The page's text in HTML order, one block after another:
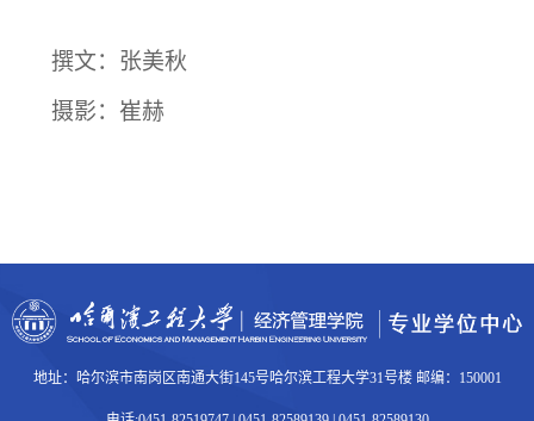
撰文：张美秋
摄影：崔赫
地址：哈尔滨市南岗区南通大街145号哈尔滨工程大学31号楼 邮编：150001